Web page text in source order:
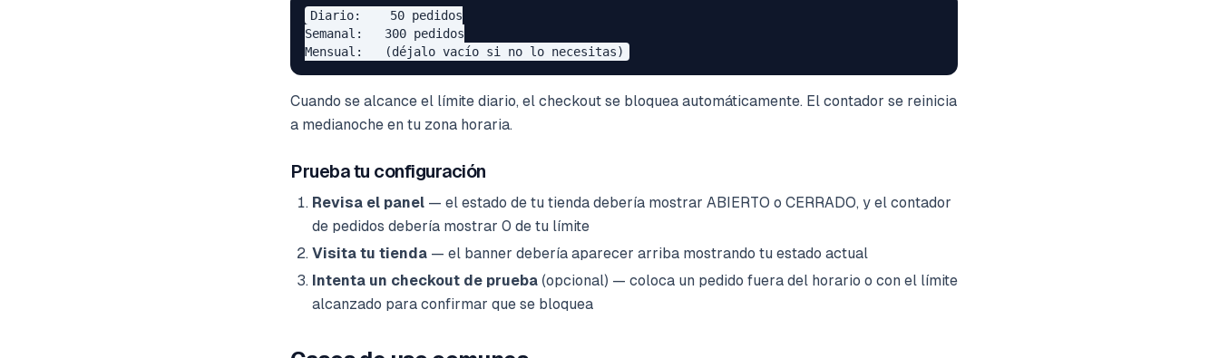
Diario:    50 pedidos
Semanal:   300 pedidos
Cuando se alcance el límite diario, el checkout se bloquea automáticamente. El contador se reinicia
a medianoche en tu zona horaria.
Prueba tu configuración
Revisa el panel — el estado de tu tienda debería mostrar ABIERTO o CERRADO, y el contador
de pedidos debería mostrar 0 de tu límite
Visita tu tienda — el banner debería aparecer arriba mostrando tu estado actual
Intenta un checkout de prueba (opcional) — coloca un pedido fuera del horario o con el límite
alcanzado para confirmar que se bloquea